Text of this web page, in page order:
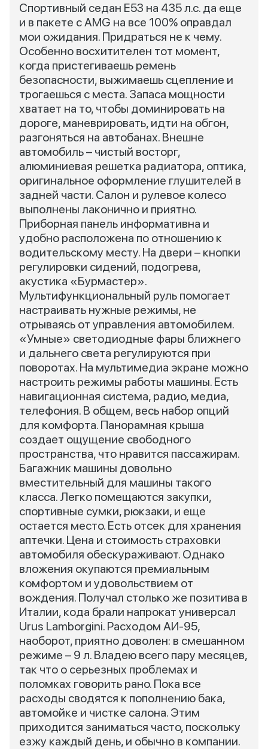
Спортивный седан Е53 на 435 л.с. да еще
и в пакете с AMG на все 100% оправдал
мои ожидания. Придраться не к чему.
Особенно восхитителен тот момент,
когда пристегиваешь ремень
безопасности, выжимаешь сцепление и
трогаешься с места. Запаса мощности
хватает на то, чтобы доминировать на
дороге, маневрировать, идти на обгон,
разгоняться на автобанах. Внешне
автомобиль – чистый восторг,
алюминиевая решетка радиатора, оптика,
оригинальное оформление глушителей в
задней части. Салон и рулевое колесо
выполнены лаконично и приятно.
Приборная панель информативна и
удобно расположена по отношению к
водительскому месту. На двери – кнопки
регулировки сидений, подогрева,
акустика «Бурмастер».
Мультифункциональный руль помогает
настраивать нужные режимы, не
отрываясь от управления автомобилем.
«Умные» светодиодные фары ближнего
и дальнего света регулируются при
поворотах. На мультимедиа экране можно
настроить режимы работы машины. Есть
навигационная система, радио, медиа,
телефония. В общем, весь набор опций
для комфорта. Панорамная крыша
создает ощущение свободного
пространства, что нравится пассажирам.
Багажник машины довольно
вместительный для машины такого
класса. Легко помещаются закупки,
спортивные сумки, рюкзаки, и еще
остается место. Есть отсек для хранения
аптечки. Цена и стоимость страховки
автомобиля обескураживают. Однако
вложения окупаются премиальным
комфортом и удовольствием от
вождения. Получал столько же позитива в
Италии, кода брали напрокат универсал
Urus Lamborgini. Расходом АИ-95,
наоборот, приятно доволен: в смешанном
режиме – 9 л. Владею всего пару месяцев,
так что о серьезных проблемах и
поломках говорить рано. Пока все
расходы сводятся к пополнению бака,
автомойке и чистке салона. Этим
приходится заниматься часто, поскольку
езжу каждый день, и обычно в компании.